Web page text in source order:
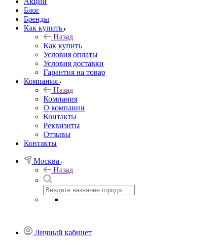
Блог
Бренды
Как купить
Назад
Как купить
Условия оплаты
Условия доставки
Гарантия на товар
Компания
Назад
Компания
О компании
Контакты
Реквизиты
Отзывы
Контакты
Москва
Назад
Личный кабинет